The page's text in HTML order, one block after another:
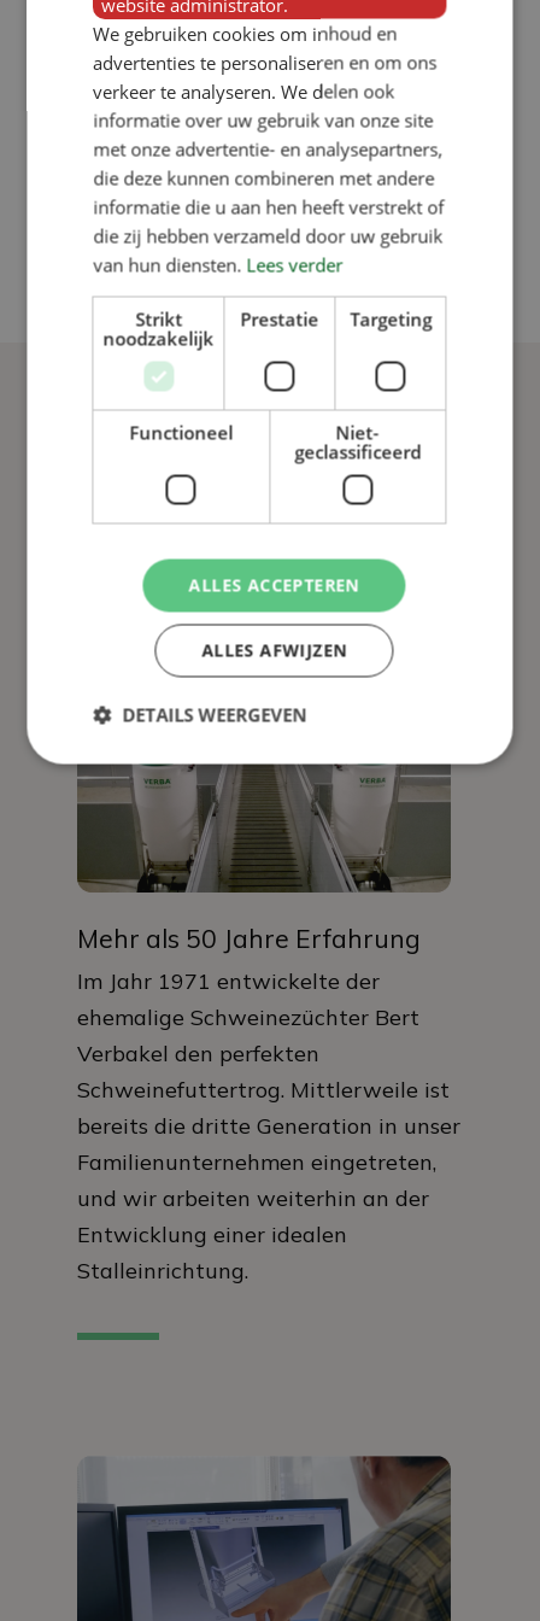
nachhaltigen Futterautomaten
weltweit vertrieben – und vielleicht
schon bald auch in Ihrem Stall.
Deshalb
entscheidest du dich
für VERBA
Mehr als 50 Jahre Erfahrung
Im Jahr 1971 entwickelte der
ehemalige Schweinezüchter Bert
Verbakel den perfekten
Schweinefuttertrog. Mittlerweile ist
bereits die dritte Generation in unser
Familienunternehmen eingetreten,
und wir arbeiten weiterhin an der
Entwicklung einer idealen
Stalleinrichtung.
We gebruiken cookies om inhoud en
advertenties te personaliseren en om ons
verkeer te analyseren. We delen ook
informatie over uw gebruik van onze site
met onze advertentie- en analysepartners,
die deze kunnen combineren met andere
informatie die u aan hen heeft verstrekt of
die zij hebben verzameld door uw gebruik
van hun diensten. Lees verder
Strikt
noodzakelijk
Prestatie Targeting
Functioneel
Niet-
geclassificeerd
ALLES ACCEPTEREN
ALLES AFWIJZEN
DETAILS WEERGEVEN